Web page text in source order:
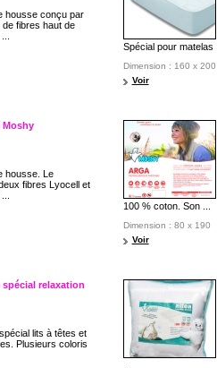
housse conçu par
fibres haut de
Spécial pour matelas
Dimension : 160 x 200
Voir
Moshy
housse. Le
fibres Lyocell et
100 % coton. Son ...
Dimension : 80 x 190
Voir
relaxation
lits à têtes et
Plusieurs coloris